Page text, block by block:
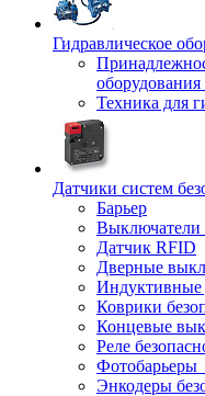
Гидравлическое
оборудования
Техника для
Датчики систем
Барьер
Выключатели
Датчик RFID
Дверные
Индуктивные
Коврики
Концевые
Реле
Фотобарьеры
Энкодеры